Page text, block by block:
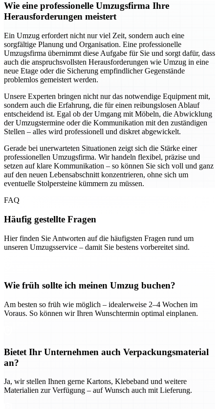
Wie eine professionelle Umzugsfirma Ihre
Herausforderungen meistert
Ein Umzug erfordert nicht nur viel Zeit, sondern auch eine
sorgfältige Planung und Organisation. Eine professionelle
Umzugsfirma übernimmt diese Aufgabe für Sie und sorgt dafür, dass
auch die anspruchsvollsten Herausforderungen wie Umzug in eine
neue Etage oder die Sicherung empfindlicher Gegenstände
problemlos gemeistert werden.
Unsere Experten bringen nicht nur das notwendige Equipment mit,
sondern auch die Erfahrung, die für einen reibungslosen Ablauf
entscheidend ist. Egal ob der Umgang mit Möbeln, die Abwicklung
der Umzugstermine oder die Kommunikation mit den zuständigen
Stellen – alles wird professionell und diskret abgewickelt.
Gerade bei unerwarteten Situationen zeigt sich die Stärke einer
professionellen Umzugsfirma. Wir handeln flexibel, präzise und
setzen auf klare Kommunikation – so können Sie sich voll und ganz
auf den neuen Lebensabschnitt konzentrieren, ohne sich um
eventuelle Stolpersteine kümmern zu müssen.
FAQ
Häufig gestellte Fragen
Hier finden Sie Antworten auf die häufigsten Fragen rund um
unseren Umzugsservice – damit Sie bestens vorbereitet sind.
Wie früh sollte ich meinen Umzug buchen?
Am besten so früh wie möglich – idealerweise 2–4 Wochen im
Voraus. So können wir Ihren Wunschtermin optimal einplanen.
Bietet Ihr Unternehmen auch Verpackungsmaterial
an?
Ja, wir stellen Ihnen gerne Kartons, Klebeband und weitere
Materialien zur Verfügung – auf Wunsch auch mit Lieferung.